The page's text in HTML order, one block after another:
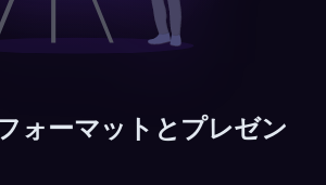
ォーマットとプレゼン